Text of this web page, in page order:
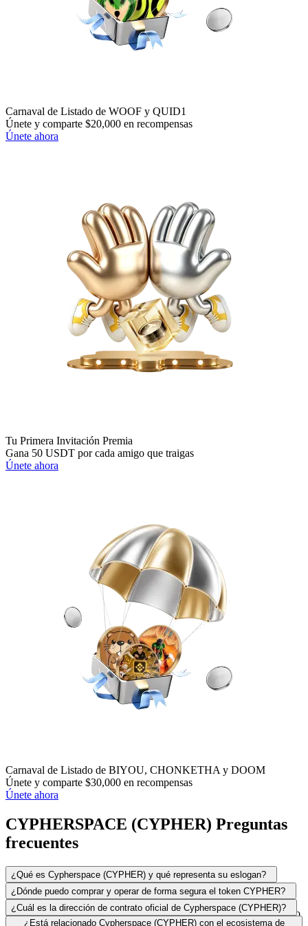
Carnaval de Listado de WOOF y QUID1
Únete y comparte $20,000 en recompensas
Únete ahora
Tu Primera Invitación Premia
Gana 50 USDT por cada amigo que traigas
Únete ahora
Carnaval de Listado de BIYOU, CHONKETHA y DOOM
Únete y comparte $30,000 en recompensas
Únete ahora
CYPHERSPACE (CYPHER) Preguntas
frecuentes
¿Qué es Cypherspace (CYPHER) y qué representa su eslogan?
Cypherspace (CYPHER) es un token impulsado por la comunidad
lanzado en la blockchain de Solana. A menudo se le conoce por su
eslogan, "The Original Bitcoin Community", que sirve como tributo
¿Dónde puedo comprar y operar de forma segura el token CYPHER?
CYPHER se negocia principalmente en plataformas dentro del
ecosistema de Solana. Para una experiencia segura y fácil de usar,
¿Cuál es la dirección de contrato oficial de Cypherspace (CYPHER)?
Para evitar tokens fraudulentos y estafas, los usuarios deben utilizar
¿Está relacionado Cypherspace (CYPHER) con el ecosistema de